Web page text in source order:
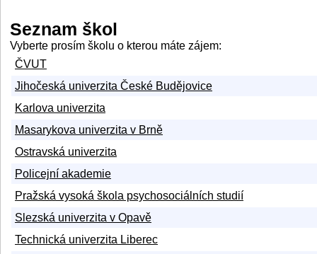
Seznam škol
Vyberte prosím školu o kterou máte zájem:
ČVUT
Jihočeská univerzita České Budějovice
Karlova univerzita
Masarykova univerzita v Brně
Ostravská univerzita
Policejní akademie
Pražská vysoká škola psychosociálních studií
Slezská univerzita v Opavě
Technická univerzita Liberec